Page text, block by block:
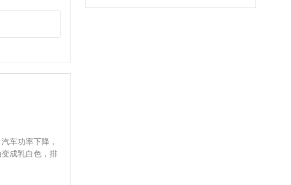
车功率下降，
成乳白色，排
高温所导致。
响；<&list>3.稳定器的转向胶套和球头